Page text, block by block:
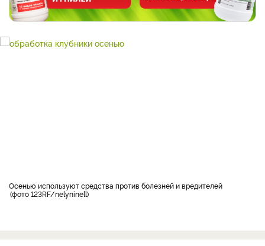
Осенью используют средства против болезней и вредителей
фото 123RF/nelyninell